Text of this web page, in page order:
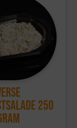
van 14
vergoed.
250